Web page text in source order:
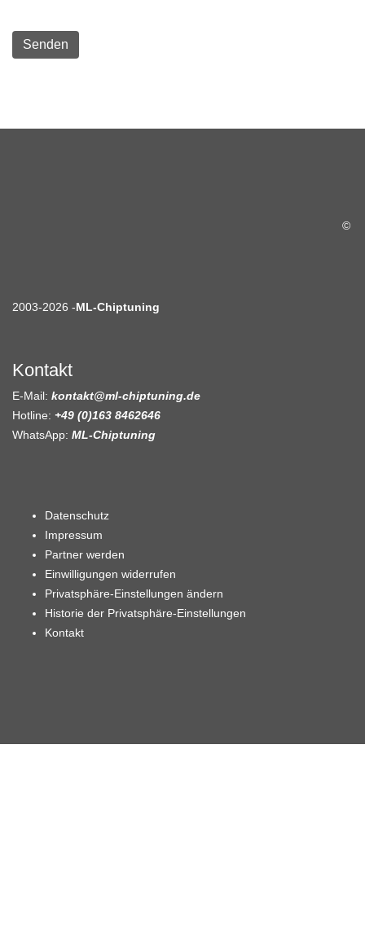
©
2003-2026 -ML-Chiptuning
Kontakt
E-Mail: kontakt@ml-chiptuning.de
Hotline: +49 (0)163 8462646
WhatsApp: ML-Chiptuning
Datenschutz
Impressum
Partner werden
Einwilligungen widerrufen
Privatsphäre-Einstellungen ändern
Historie der Privatsphäre-Einstellungen
Kontakt